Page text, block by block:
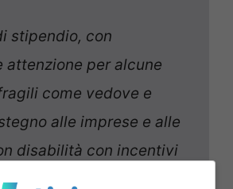
stipendio, con
attenzione per alcune
come vedove e
alle imprese e alle
disabilità con incentivi
riforma del